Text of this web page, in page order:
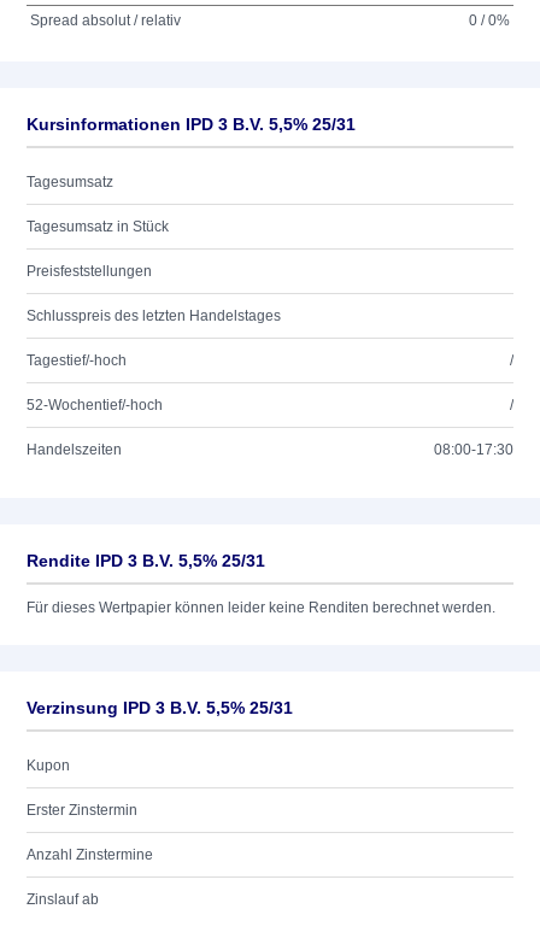
Spread absolut / relativ
0 / 0%
Kursinformationen IPD 3 B.V. 5,5% 25/31
Tagesumsatz
Tagesumsatz in Stück
Preisfeststellungen
Schlusspreis des letzten Handelstages
Tagestief/-hoch /
52-Wochentief/-hoch /
Handelszeiten 08:00-17:30
Rendite IPD 3 B.V. 5,5% 25/31
Für dieses Wertpapier können leider keine Renditen berechnet werden.
Verzinsung IPD 3 B.V. 5,5% 25/31
Kupon
Erster Zinstermin
Anzahl Zinstermine
Zinslauf ab